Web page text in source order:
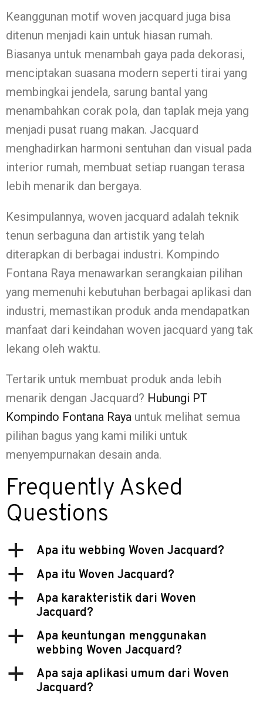
Keanggunan motif woven jacquard juga bisa
ditenun menjadi kain untuk hiasan rumah.
Biasanya untuk menambah gaya pada dekorasi,
menciptakan suasana modern seperti tirai yang
membingkai jendela, sarung bantal yang
menambahkan corak pola, dan taplak meja yang
menjadi pusat ruang makan. Jacquard
menghadirkan harmoni sentuhan dan visual pada
interior rumah, membuat setiap ruangan terasa
lebih menarik dan bergaya.
Kesimpulannya, woven jacquard adalah teknik
tenun serbaguna dan artistik yang telah
diterapkan di berbagai industri. Kompindo
Fontana Raya menawarkan serangkaian pilihan
yang memenuhi kebutuhan berbagai aplikasi dan
industri, memastikan produk anda mendapatkan
manfaat dari keindahan woven jacquard yang tak
lekang oleh waktu.
Tertarik untuk membuat produk anda lebih
menarik dengan Jacquard? Hubungi PT
Kompindo Fontana Raya untuk melihat semua
pilihan bagus yang kami miliki untuk
menyempurnakan desain anda.
Frequently Asked
Questions
a Apa itu webbing Woven Jacquard?
a Apa itu Woven Jacquard?
a
Apa karakteristik dari Woven
Jacquard?
a
Apa keuntungan menggunakan
webbing Woven Jacquard?
a
Apa saja aplikasi umum dari Woven
Jacquard?